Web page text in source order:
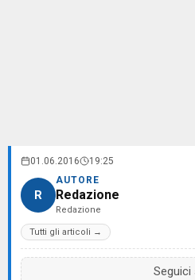
01.06.2016 19:25
R
AUTORE
Redazione
Redazione
Tutti gli articoli →
Seguici